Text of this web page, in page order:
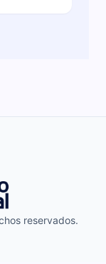
reservados.